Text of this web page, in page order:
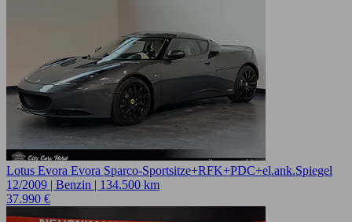
Lotus Evora Evora Sparco-Sportsitze+RFK+PDC+el.ank.Spiegel
12/2009 | Benzin | 134.500 km
37.990 €